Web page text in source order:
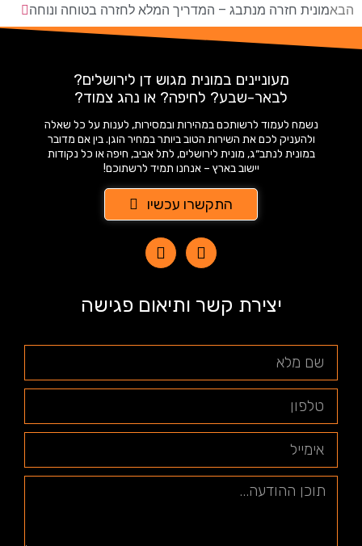
הבאמונית חזרה מנתבג – המדריך המלא לחזרה בטוחה ונוחה
מעוניינים במונית מגוש דן לירושלים?
לבאר-שבע? לחיפה? או נהג צמוד?
נשמח לעמוד לרשותכם במהירות ובמסירות, לענות על כל שאלה
ולהעניק לכם את השירות הטוב ביותר במחיר הוגן. בין אם מדובר
במונית לנתב״ג, מונית לירושלים, לתל אביב, חיפה או כל נקודות
יישוב בארץ – אנחנו תמיד לרשתוכם!
התקשרו עכשיו
יצירת קשר ותיאום פגישה